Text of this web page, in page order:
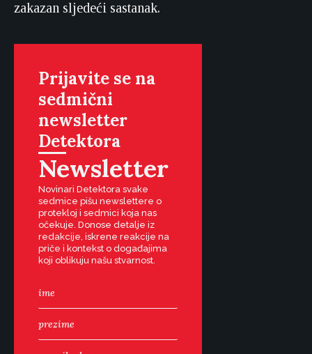
zakazan sljedeći sastanak.
Prijavite se na
sedmični
newsletter
Detektora
Newsletter
Novinari Detektora svake
sedmice pišu newslettere o
protekloj i sedmici koja nas
očekuje. Donose detalje iz
redakcije, iskrene reakcije na
priče i kontekst o događajima
koji oblikuju našu stvarnost.